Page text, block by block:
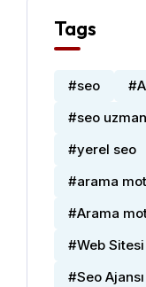
Tags
#seo
#seo
#yerel seo
#arama
#Arama
#Web
#Seo Ajansı